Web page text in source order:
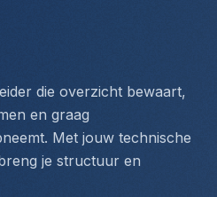
die overzicht bewaart,
en graag
Met jouw technische
je structuur en